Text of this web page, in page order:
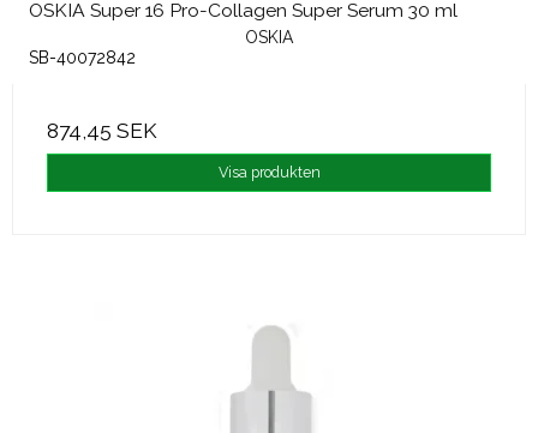
OSKIA Super 16 Pro-Collagen Super Serum 30 ml
OSKIA
SB-40072842
874,45 SEK
Visa produkten